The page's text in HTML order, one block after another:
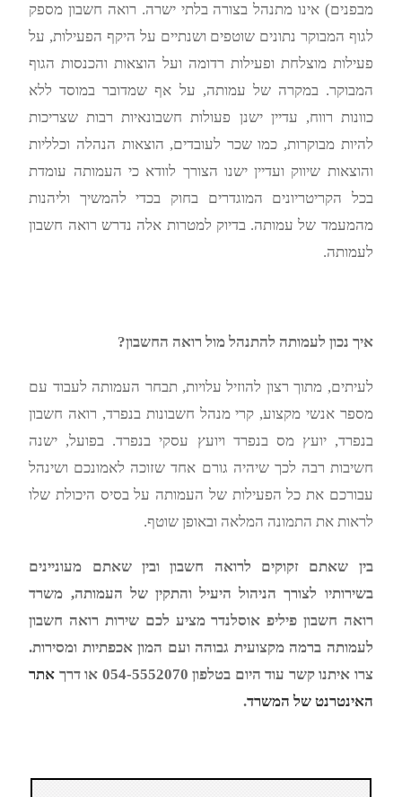
מבפנים) אינו מתנהל בצורה בלתי ישרה. רואה חשבון מספק
לגוף המבוקר נתונים שוטפים ושנתיים על היקף הפעילות, על
פעילות מוצלחת ופעילות רדומה ועל הוצאות והכנסות הגוף
המבוקר. במקרה של עמותה, על אף שמדובר במוסד ללא
כוונות רווח, עדיין ישנן פעולות חשבונאיות רבות שצריכות
להיות מבוקרות, כמו שכר לעובדים, הוצאות הנהלה וכלליות
והוצאות שיווק ועדיין ישנו הצורך לוודא כי העמותה עומדת
בכל הקריטריונים המוגדרים בחוק בכדי להמשיך וליהנות
מהמעמד של עמותה. בדיוק למטרות אלה נדרש רואה חשבון
לעמותה.
איך נכון לעמותה להתנהל מול רואה החשבון?
לעיתים, מתוך רצון להוזיל עלויות, תבחר העמותה לעבוד עם
מספר אנשי מקצוע, קרי מנהל חשבונות בנפרד, רואה חשבון
בנפרד, יועץ מס בנפרד ויועץ עסקי בנפרד. בפועל, ישנה
חשיבות רבה לכך שיהיה גורם אחד שזוכה לאמונכם ושינהל
עבורכם את כל הפעילות של העמותה על בסיס היכולת שלו
לראות את התמונה המלאה ובאופן שוטף.
בין שאתם זקוקים לרואה חשבון ובין שאתם מעוניינים
בשירותיו לצורך הניהול היעיל והתקין של העמותה, משרד
רואה חשבון פיליפ אוסלנדר מציע לכם שירות רואה חשבון
לעמותה ברמה מקצועית גבוהה ועם המון אכפתיות ומסירות.
צרו איתנו קשר עוד היום בטלפון 054-5552070 או דרך
אתר
האינטרנט של המשרד.